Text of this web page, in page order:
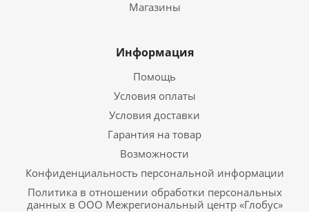
Магазины
Информация
Помощь
Условия оплаты
Условия доставки
Гарантия на товар
Возможности
Конфиденциальность персональной информации
Политика в отношении обработки персональных
данных в ООО Межрегиональный центр «Глобус»